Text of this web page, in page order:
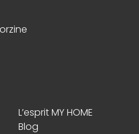
L’esprit MY HOME
Blog